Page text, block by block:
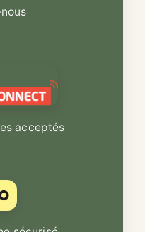
acceptés